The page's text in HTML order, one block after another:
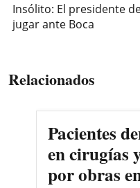
Insólito: El presidente
jugar ante Boca
Relacionados
Pacientes
en cirugías
por obras